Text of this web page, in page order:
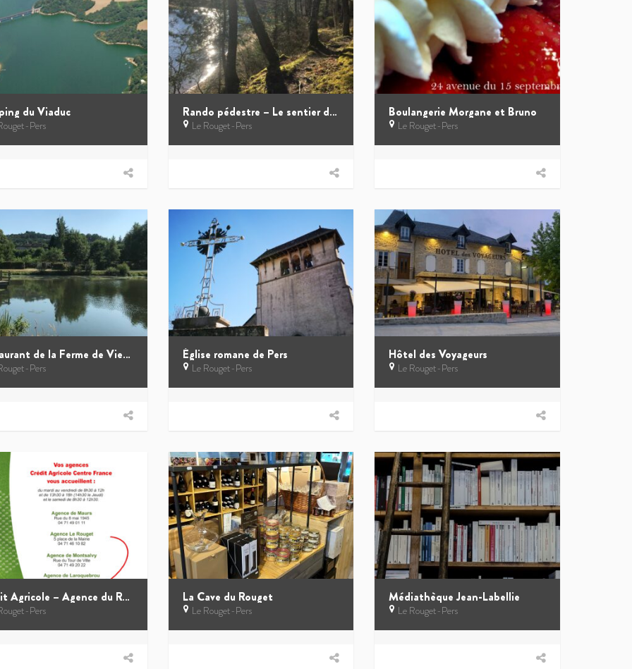
du Viaduc
Pers
Rando pédestre – Le sentier des Fraulières
Le Rouget-Pers
Boulangerie Morgane et Bruno
Le Rouget-Pers
Restaurant de la Ferme de Viescamp
Pers
Église romane de Pers
Le Rouget-Pers
Hôtel des Voyageurs
Le Rouget-Pers
Crédit Agricole – Agence du Rouget
Pers
La Cave du Rouget
Le Rouget-Pers
Médiathèque Jean-Labellie
Le Rouget-Pers